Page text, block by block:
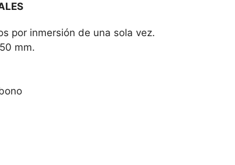
por inmersión de una sola vez.
mm.